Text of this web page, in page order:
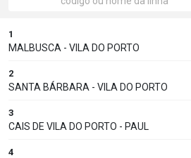
1
MALBUSCA - VILA DO PORTO
2
SANTA BÁRBARA - VILA DO PORTO
3
CAIS DE VILA DO PORTO - PAUL
4